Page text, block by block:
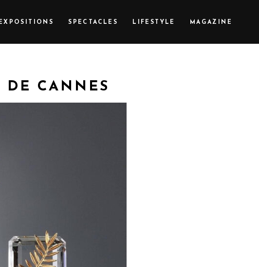
SPECTACLES LIFESTYLE MAGAZINE
DE CANNES